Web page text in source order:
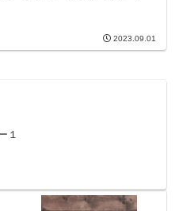
2023.09.01
１